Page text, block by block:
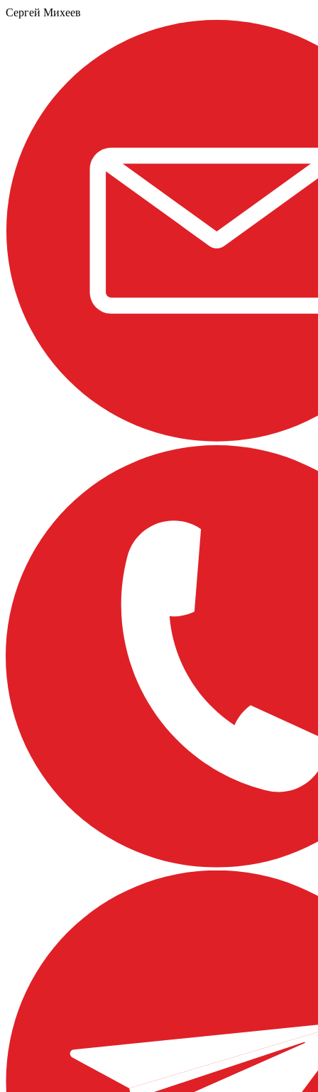
Сергей Михеев